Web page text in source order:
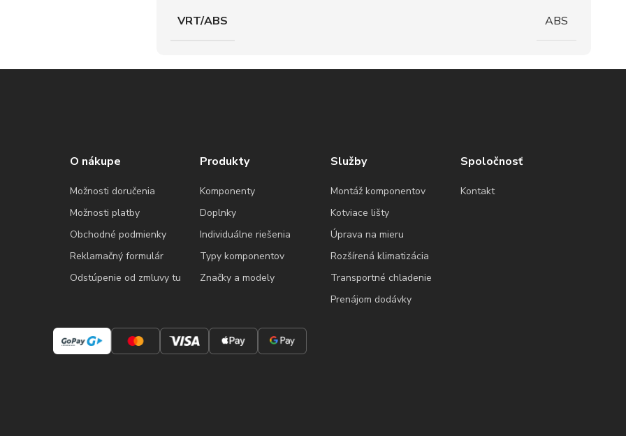
VRT/ABS ABS
O nákupe
Možnosti doručenia
Možnosti platby
Obchodné podmienky
Reklamačný formulár
Odstúpenie od zmluvy tu
Produkty
Komponenty
Doplnky
Individuálne riešenia
Typy komponentov
Značky a modely
Služby
Montáž komponentov
Kotviace lišty
Úprava na mieru
Rozšírená klimatizácia
Transportné chladenie
Prenájom dodávky
Spoločnosť
Kontakt